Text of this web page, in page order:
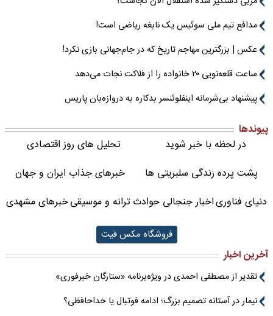
مدافع تیم ملی سوئیس یک نابغه ریاضی است!
عکس | بزرگترین مهاجم تاریخ که در جام‌جهانی بازی نکرد!
ساعت قلعه‌نویی ۲۰ خانواده را از فلاکت نجات می‌دهد
پیشنهاد بی‌شرمانه اینفلوئنسر بدکاره به دروازه‌بان پاریس
پیوندها
در لحظه با خبر شوید
تحلیل های روز اقتصادی
پشت پرده زندگی سلبریتی ها
خبرهای جذاب ایران و جهان
دنیای فناوریاخبار جنجالی حوادثترانه و موسیقیخبرهای مشهدی
فروشگاه مکس فیت
آخرین اخبار
تقدیر از مصطفی احمدی در ویژه‌برنامه «ستارگان خبرفوری»
نیمار در آستانه تصمیم بزرگ؛ ادامه فوتبال یا خداحافظی؟